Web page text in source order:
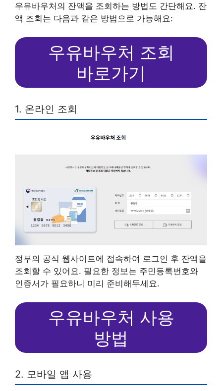
우유바우처의 잔액을 조회하는 방법도 간단해요. 잔
액 조회는 다음과 같은 방법으로 가능해요:
우유바우처 조회
바로가기
1. 온라인 조회
정부의 공식 웹사이트에 접속하여 로그인 후 잔액을
조회할 수 있어요. 필요한 정보는 주민등록번호와
인증서가 필요하니 미리 준비해두세요.
우유바우처 사용
방법
2. 모바일 앱 사용